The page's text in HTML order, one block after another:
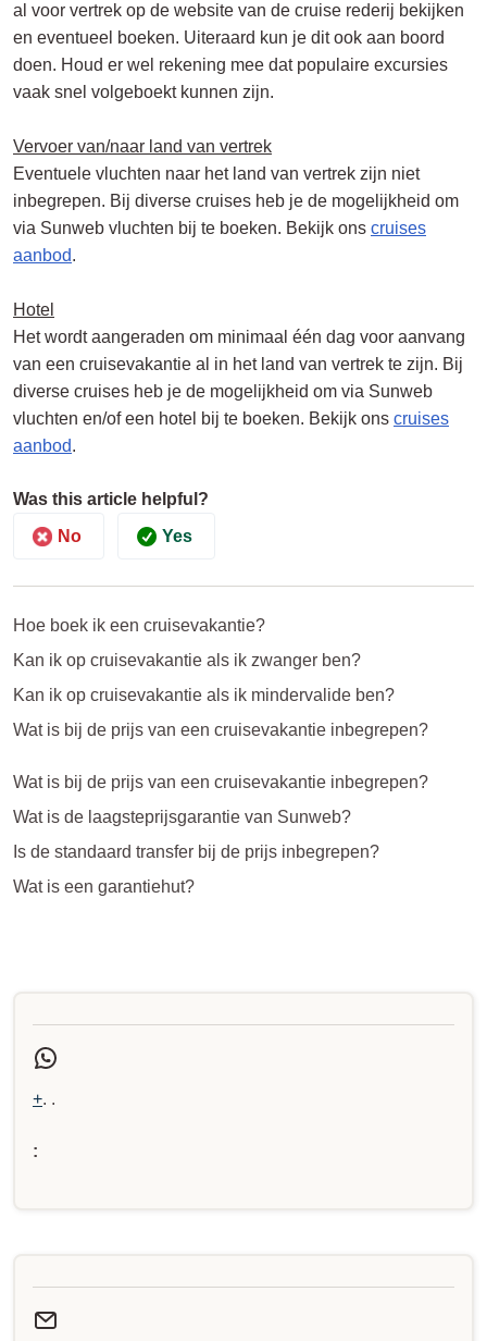
al voor vertrek op de website van de cruise rederij bekijken
en eventueel boeken. Uiteraard kun je dit ook aan boord
doen. Houd er wel rekening mee dat populaire excursies
vaak snel volgeboekt kunnen zijn.
Vervoer van/naar land van vertrek
Eventuele vluchten naar het land van vertrek zijn niet
inbegrepen. Bij diverse cruises heb je de mogelijkheid om
via Sunweb vluchten bij te boeken. Bekijk ons cruises
aanbod.
Hotel
Het wordt aangeraden om minimaal één dag voor aanvang
van een cruisevakantie al in het land van vertrek te zijn. Bij
diverse cruises heb je de mogelijkheid om via Sunweb
vluchten en/of een hotel bij te boeken. Bekijk ons cruises
aanbod.
Was this article helpful?
No
Yes
Hoe boek ik een cruisevakantie?
Kan ik op cruisevakantie als ik zwanger ben?
Kan ik op cruisevakantie als ik mindervalide ben?
Wat is bij de prijs van een cruisevakantie inbegrepen?
Wat is bij de prijs van een cruisevakantie inbegrepen?
Wat is de laagsteprijsgarantie van Sunweb?
Is de standaard transfer bij de prijs inbegrepen?
Wat is een garantiehut?
+. .
: